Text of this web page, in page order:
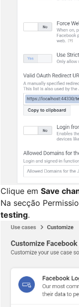
Clique em Save
Na secção
testing.